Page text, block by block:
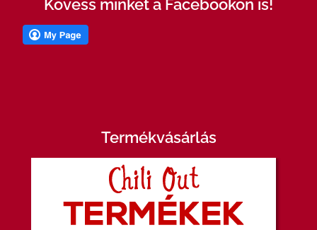
Kövess minket a Facebookon is!
Termékvásárlás